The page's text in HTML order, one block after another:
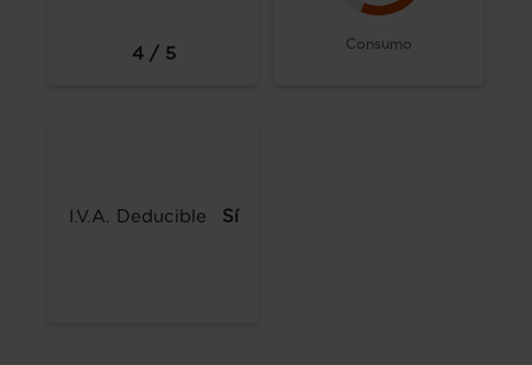
4 / 5 Consumo
I.V.A. Deducible Sí